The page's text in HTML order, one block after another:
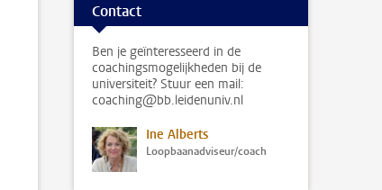
Contact
Ben je geïnteresseerd in de
coachingsmogelijkheden bij de
universiteit? Stuur een mail:
coaching@bb.leidenuniv.nl
Ine Alberts
Loopbaanadviseur/coach